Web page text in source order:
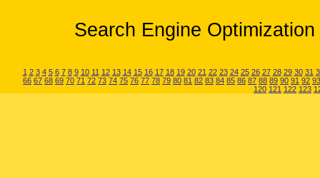
Search Engine
1 2 3 4 5 6 7 8 9 10 11 12 13 14 15 16 17 18 19 20 21 22 23 24 25 26 27 28 29 30 31
66 67 68 69 70 71 72 73 74 75 76 77 78 79 80 81 82 83 84 85 86 87 88 89 90 91 92 93
120 121 122 123